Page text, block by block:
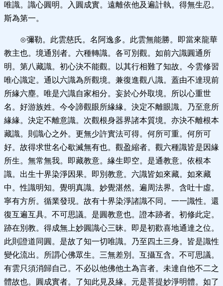
唯識。識心圓明。入圓成實。遠離依他及遍計執。得無生忍。
斯為第一。
⊙彌勒。此雲慈氏。名阿逸多。此雲無能勝。即當來龍華
教主也。境通別者。六種轉識。各可別觀。如前六識圓通所
明。第八藏識。初心決不能觀。以其行相難了知故。今雲修習
唯心識定。通以六識為所觀境。兼復進觀八識。蓋由不達現前
所緣六塵。唯是六識自家相分。妄於心外取境。所以心重世
名。好游族姓。今令諦觀眼所緣緣。決定不離眼識。乃至意所
緣緣。決定不離意識。次觀根身器界諸本質境。亦決不離根本
藏識。則識心之外。更無少許實法可得。何所可重。何所可
好。故得求世名心歇滅無有也。觀盈縮者。觀六種識皆是因緣
所生。無常無我。即藏教意。緣生即空。是通教意。依根本
識。出生十界染淨因果。即別教意。六識皆如來藏。如來藏
中。性識明知。覺明真識。妙覺湛然。遍周法界。含吐十虛。
寧有方所。循業發現。故有十界染淨諸識不同。一一識性。還
復互遍互具。不可思議。是圓教意也。證本跡者。初修此定。
跡在別教。得成無上妙圓識心三昧。即是初歡喜地通達之位。
此則證道同圓。是故了知一切唯識。乃至四土三身。皆是識性
變化流出。所謂心佛眾生。三無差別。互攝互含。不可思議。
有雲只須消歸自己。不必以他佛他土為言者。未達自他不二之
體故也。圓成實者。了知此見及緣。元是菩提妙淨明體。如了